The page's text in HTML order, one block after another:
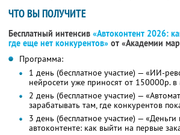
ЧТО ВЫ ПОЛУЧИТЕ
Бесплатный интенсив «Автоконтент 2026:
где еще нет конкурентов» от «Академии
Программа:
1 день (бесплатное участие) — «ИИ-
нейросети уже приносят от 150000р. в
2 день (бесплатное участие) —
зарабатывать там, где конкурентов
3 день (бесплатное участие) —
автоконтенте: как выйти на первые